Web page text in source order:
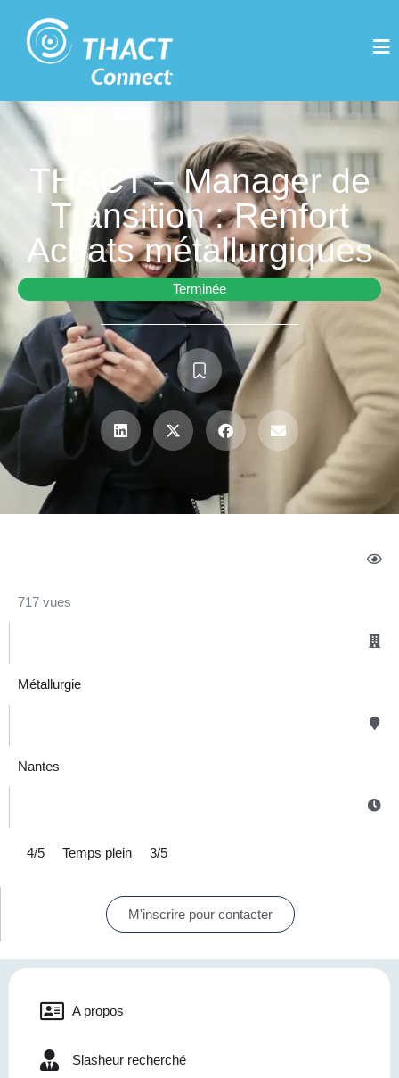
THACT – Manager de
Transition : Renfort
Achats métallurgiques
Terminée
717 vues
Métallurgie
Nantes
4/5 Temps plein 3/5
M'inscrire pour contacter
A propos
Slasheur recherché